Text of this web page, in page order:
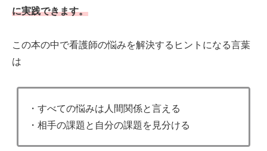
に実践できます。
この本の中で看護師の悩みを解決するヒントになる言葉
は
・すべての悩みは人間関係と言える
・相手の課題と自分の課題を見分ける